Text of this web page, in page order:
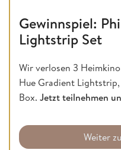
Gewinnspiel:
Lightstrip Set
Wir verlosen 3
Hue Gradient
Box. Jetzt teilnehmen
Weiter